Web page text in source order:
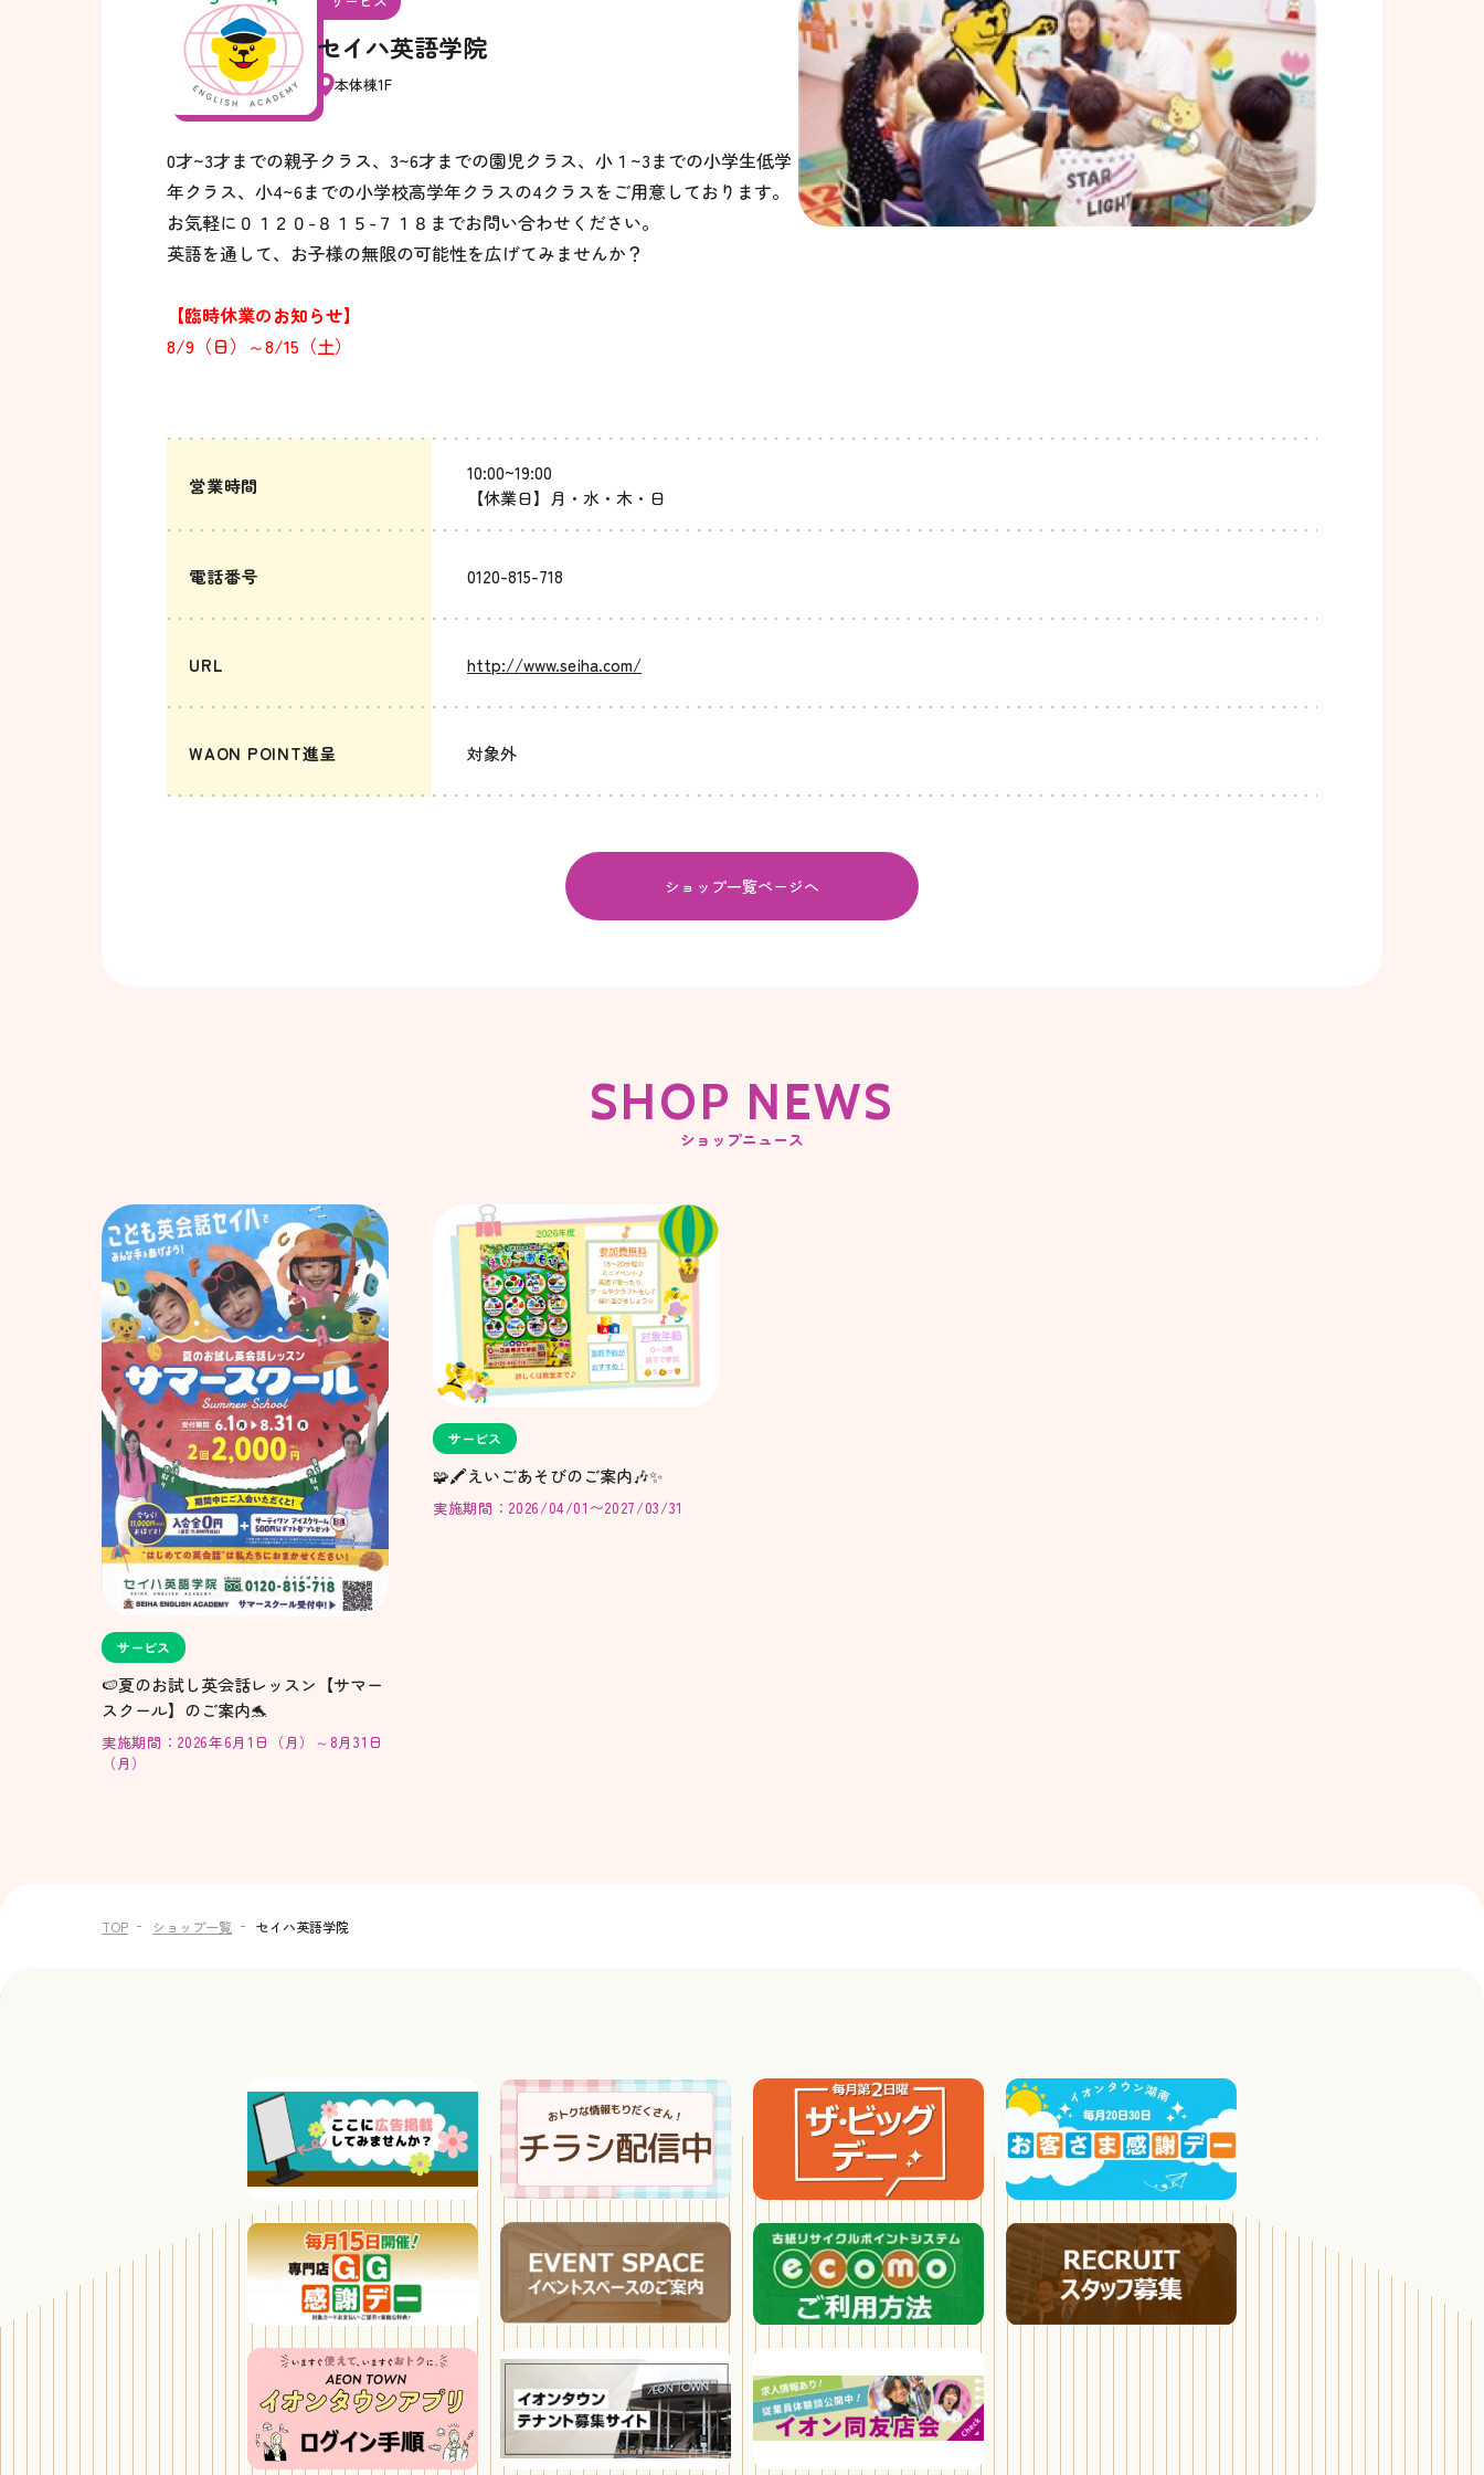
セイハ英語学院
本体棟1F
0才~3才までの親子クラス、3~6才までの園児クラス、小１~3までの小学生低学
年クラス、小4~6までの小学校高学年クラスの4クラスをご用意しております。
お気軽に０１２０-８１５-７１８までお問い合わせください。
英語を通して、お子様の無限の可能性を広げてみませんか？
【臨時休業のお知らせ】
8/9（日）～8/15（土）
営業時間
10:00~19:00
【休業日】月・水・木・日
電話番号 0120-815-718
URL http://www.seiha.com/
WAON POINT進呈 対象外
ショップ一覧ページへ
SHOP NEWS
ショップニュース
サービス
🍉夏のお試し英会話レッスン【サマー
スクール】のご案内🐬
実施期間：2026年6月1日（月）～8月31日
（月）
サービス
🧩🖍️えいごあそびのご案内🎶✨️
実施期間：2026/04/01〜2027/03/31
TOP ショップ一覧 セイハ英語学院